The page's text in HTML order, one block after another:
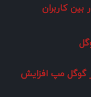
کاربران
گوگل مپ افزایش